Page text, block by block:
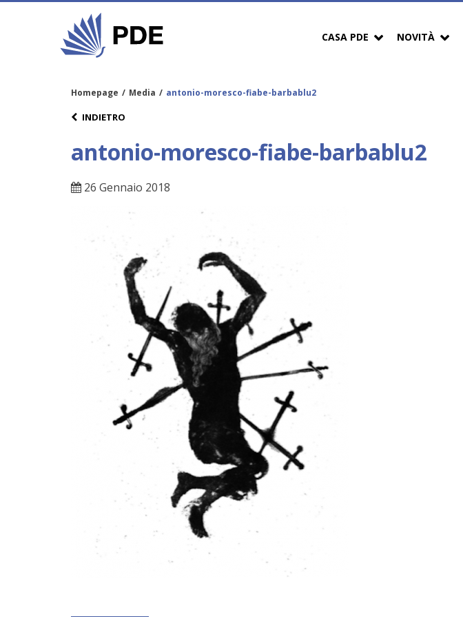
CASA PDE NOVITÀ
Homepage / Media / antonio-moresco-fiabe-barbablu2
INDIETRO
antonio-moresco-fiabe-barbablu2
26 Gennaio 2018